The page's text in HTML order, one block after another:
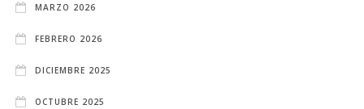
MARZO 2026
FEBRERO 2026
DICIEMBRE 2025
OCTUBRE 2025